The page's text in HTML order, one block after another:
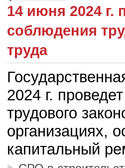
14 июня 2024 г.
соблюдения
труда
2024 г.
трудового
организациях,
капитальный